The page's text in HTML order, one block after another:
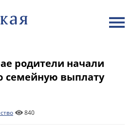
родители начали
семейную выплату
840